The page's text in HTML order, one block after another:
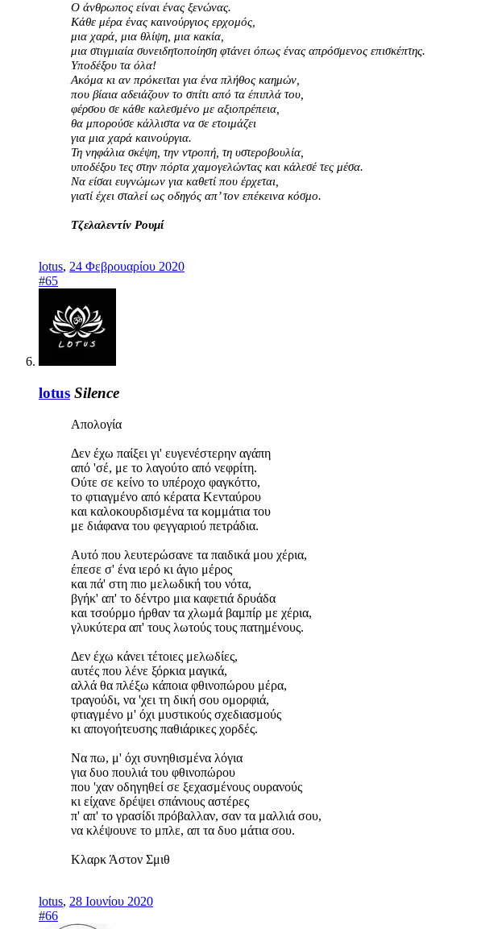
Ο άνθρωπος είναι ένας ξενώνας.
Κάθε μέρα ένας καινούργιος ερχομός,
μια χαρά, μια θλίψη, μια κακία,
μια στιγμιαία συνειδητοποίηση φτάνει όπως ένας απρόσμενος επισκέπτης.
Υποδέξου τα όλα!
Ακόμα κι αν πρόκειται για ένα πλήθος καημών,
που βίαια αδειάζουν το σπίτι από τα έπιπλά του,
φέρσου σε κάθε καλεσμένο με αξιοπρέπεια,
θα μπορούσε κάλλιστα να σε ετοιμάζει
για μια χαρά καινούργια.
Τη νηφάλια σκέψη, την ντροπή, τη υστεροβουλία,
υποδέξου τες στην πόρτα χαμογελώντας και κάλεσέ τες μέσα.
Να είσαι ευγνώμων για καθετί που έρχεται,
γιατί έχει σταλεί ως οδηγός απ’ τον επέκεινα κόσμο.
Τζελαλεντίν Ρουμί
lotus, 24 Φεβρουαρίου 2020
#65
lotus Silence
Απολογία
Δεν έχω παίξει γι' ευγενέστερην αγάπη
από 'σέ, με το λαγούτο από νεφρίτη.
Ούτε σε κείνο το υπέροχο φαγκόττο,
το φτιαγμένο από κέρατα Κενταύρου
και καλοκουρδισμένα τα κομμάτια του
με διάφανα του φεγγαριού πετράδια.
Αυτό που λευτερώσανε τα παιδικά μου χέρια,
έπεσε σ' ένα ιερό κι άγιο μέρος
και πά' στη πιο μελωδική του νότα,
βγήκ' απ' το δέντρο μια καφετιά δρυάδα
και τσούρμο ήρθαν τα χλωμά βαμπίρ με χέρια,
γλυκύτερα απ' τους λωτούς τους πατημένους.
Δεν έχω κάνει τέτοιες μελωδίες,
αυτές που λένε ξόρκια μαγικά,
αλλά θα πλέξω κάποια φθινοπώρου μέρα,
τραγούδι, να 'χει τη δική σου ομορφιά,
φτιαγμένο μ' όχι μυστικούς σχεδιασμούς
κι απογοήτευσης παθιάρικες χορδές.
Να πω, μ' όχι συνηθισμένα λόγια
για δυο πουλιά του φθινοπώρου
που 'χαν οδηγηθεί σε ξεχασμένους ουρανούς
κι είχανε δρέψει σπάνιους αστέρες
π' απ' το γρασίδι πρόβαλλαν, σαν τα μαλλιά σου,
να κλέψουνε το μπλε, απ τα δυο μάτια σου.
Κλαρκ Άστον Σμιθ
lotus, 28 Ιουνίου 2020
#66